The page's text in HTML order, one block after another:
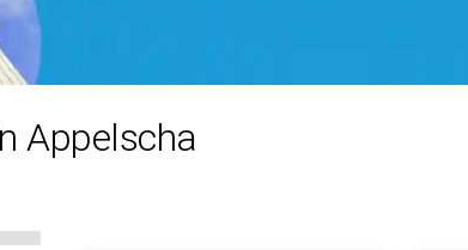
Appelscha